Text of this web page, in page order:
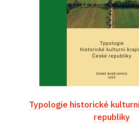
Typologie historické
republiky